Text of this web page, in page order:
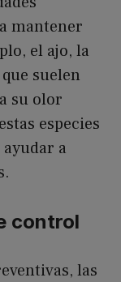
mantener
el ajo, la
suelen
su olor
especies
a
control
las